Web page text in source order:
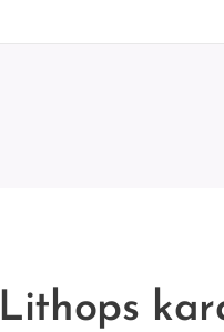
Lithops